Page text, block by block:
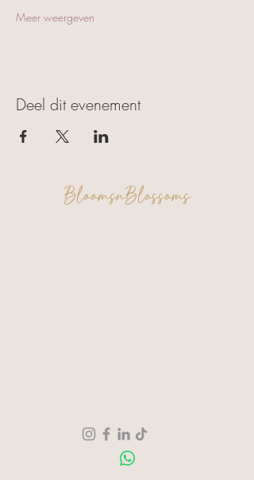
Meer weergeven
Deel dit evenement
BloomsnBlossoms